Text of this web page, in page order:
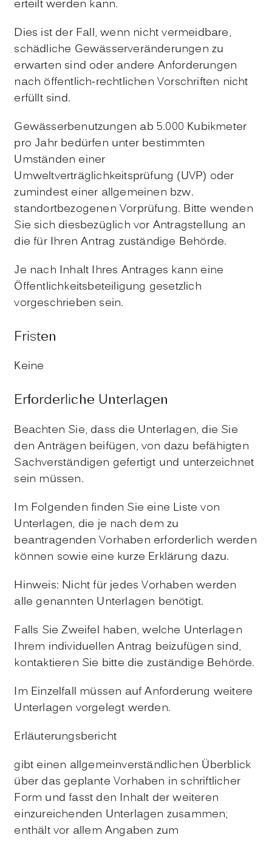
erteilt werden kann.
Dies ist der Fall, wenn nicht vermeidbare,
schädliche Gewässerveränderungen zu
erwarten sind oder andere Anforderungen
nach öffentlich-rechtlichen Vorschriften nicht
erfüllt sind.
Gewässerbenutzungen ab 5.000 Kubikmeter
pro Jahr bedürfen unter bestimmten
Umständen einer
Umweltverträglichkeitsprüfung (UVP) oder
zumindest einer allgemeinen bzw.
standortbezogenen Vorprüfung. Bitte wenden
Sie sich diesbezüglich vor Antragstellung an
die für Ihren Antrag zuständige Behörde.
Je nach Inhalt Ihres Antrages kann eine
Öffentlichkeitsbeteiligung gesetzlich
vorgeschrieben sein.
Fristen
Keine
Erforderliche Unterlagen
Beachten Sie, dass die Unterlagen, die Sie
den Anträgen beifügen, von dazu befähigten
Sachverständigen gefertigt und unterzeichnet
sein müssen.
Im Folgenden finden Sie eine Liste von
Unterlagen, die je nach dem zu
beantragenden Vorhaben erforderlich werden
können sowie eine kurze Erklärung dazu.
Hinweis: Nicht für jedes Vorhaben werden
alle genannten Unterlagen benötigt.
Falls Sie Zweifel haben, welche Unterlagen
Ihrem individuellen Antrag beizufügen sind,
kontaktieren Sie bitte die zuständige Behörde.
Im Einzelfall müssen auf Anforderung weitere
Unterlagen vorgelegt werden.
Erläuterungsbericht
gibt einen allgemeinverständlichen Überblick
über das geplante Vorhaben in schriftlicher
Form und fasst den Inhalt der weiteren
einzureichenden Unterlagen zusammen;
enthält vor allem Angaben zum